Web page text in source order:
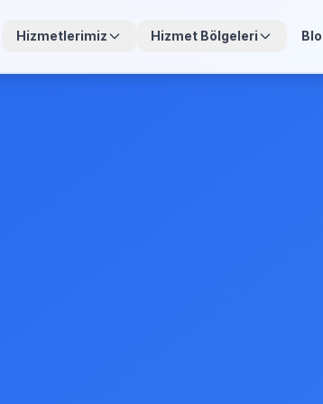
Hizmetlerimiz Hizmet Bölgeleri